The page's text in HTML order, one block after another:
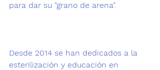
para dar su "grano de arena".
Desde 2014 se han dedicados a la
esterilización y educación en